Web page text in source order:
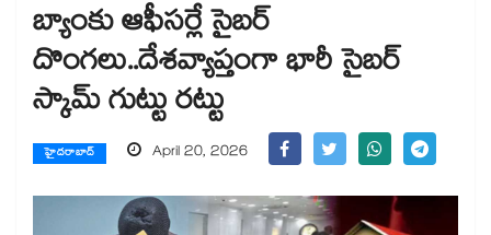
బ్యాంకు ఆఫీసర్లే సైబర్
దొంగలు..దేశవ్యాప్తంగా భారీ సైబర్
స్కామ్ గుట్టు రట్టు
హైదరాబాద్ April 20, 2026